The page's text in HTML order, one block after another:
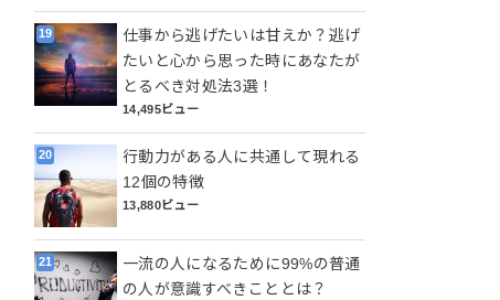
仕事から逃げたいは甘えか？逃げ
たいと心から思った時にあなたが
とるべき対処法3選！
14,495ビュー
行動力がある人に共通して現れる
12個の特徴
13,880ビュー
一流の人になるために99%の普通
の人が意識すべきこととは？